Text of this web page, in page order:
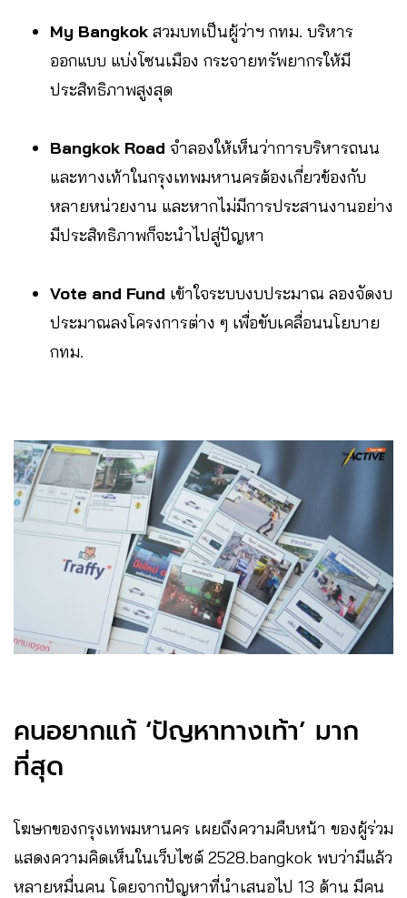
My Bangkok สวมบทเป็นผู้ว่าฯ กทม. บริหาร
ออกแบบ แบ่งโซนเมือง กระจายทรัพยากรให้มี
ประสิทธิภาพสูงสุด
Bangkok Road จำลองให้เห็นว่าการบริหารถนน
และทางเท้าในกรุงเทพมหานครต้องเกี่ยวข้องกับ
หลายหน่วยงาน และหากไม่มีการประสานงานอย่าง
มีประสิทธิภาพก็จะนำไปสู่ปัญหา
Vote and Fund เข้าใจระบบงบประมาณ ลองจัดงบ
ประมาณลงโครงการต่าง ๆ เพื่อขับเคลื่อนนโยบาย
กทม.
คนอยากแก้ ‘ปัญหาทางเท้า’ มาก
ที่สุด
โฆษกของกรุงเทพมหานคร เผยถึงความคืบหน้า ของผู้ร่วม
แสดงความคิดเห็นในเว็บไซต์ 2528.bangkok พบว่ามีแล้ว
หลายหมื่นคน โดยจากปัญหาที่นำเสนอไป 13 ด้าน มีคน